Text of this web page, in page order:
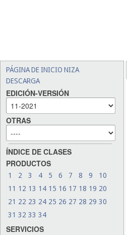
PÁGINA DE INICIO NIZA
DESCARGA
EDICIÓN-VERSIÓN
OTRAS
ÍNDICE DE CLASES
PRODUCTOS
1 2 3 4 5 6 7 8 9
10
11 12 13 14 15 16 17 18 19 20
21 22 23 24 25 26 27 28 29 30
31 32 33 34
SERVICIOS